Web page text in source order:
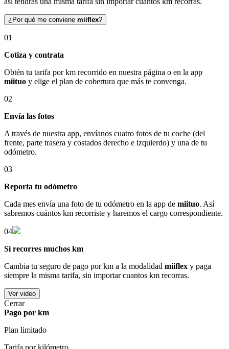
¿Por qué me conviene miiflex?
01
Cotiza y contrata
Obtén tu tarifa por km recorrido en nuestra página o en la app
miituo y elige el plan de cobertura que más te convenga.
02
Envía las fotos
A través de nuestra app, envíanos cuatro fotos de tu coche (del
frente, parte trasera y costados derecho e izquierdo) y una de tu
odómetro.
03
Reporta tu odómetro
Cada mes envía una foto de tu odómetro en la app de miituo. Así
sabremos cuántos km recorriste y haremos el cargo correspondiente.
04
Si recorres muchos km
Cambia tu seguro de pago por km a la modalidad miiflex y paga
siempre la misma tarifa, sin importar cuantos km recorras.
Ver video
Cerrar
Pago por km
Plan limitado
Tarifa por kilómetro